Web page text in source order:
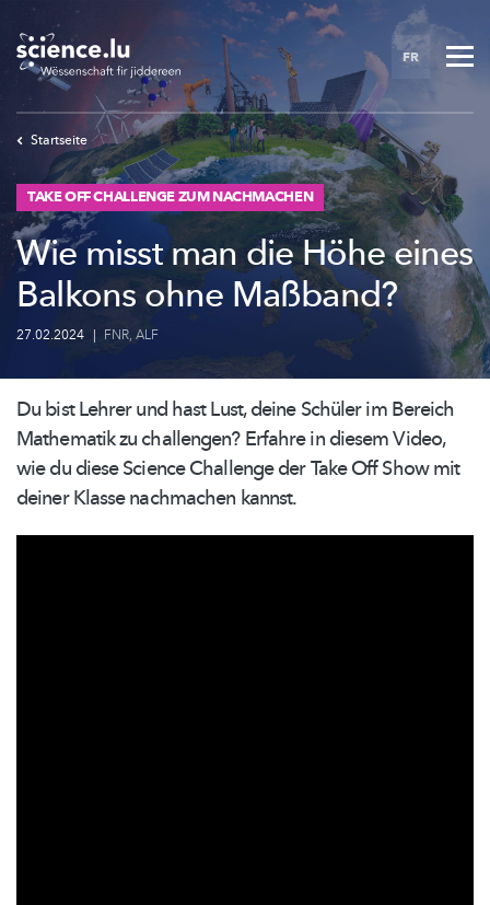
to
main
content
FR
Startseite
TAKE OFF CHALLENGE ZUM NACHMACHEN
Wie misst man die Höhe eines
Balkons ohne Maßband?
27.02.2024 | FNR, ALF
Du bist Lehrer und hast Lust, deine Schüler im Bereich
Mathematik zu challengen? Erfahre in diesem Video,
wie du diese Science Challenge der Take Off Show mit
deiner Klasse nachmachen kannst.